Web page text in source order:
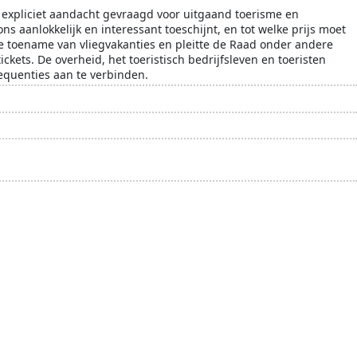
aandacht gevraagd voor uitgaand toerisme en
aanlokkelijk en interessant toeschijnt, en tot welke prijs moet
van vliegvakanties en pleitte de Raad onder andere
De overheid, het toeristisch bedrijfsleven en toeristen
aan te verbinden.